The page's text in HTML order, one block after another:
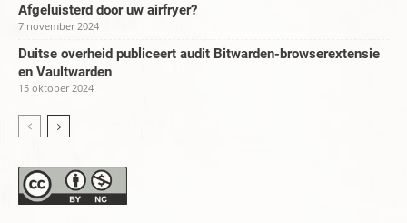
Afgeluisterd door uw airfryer?
7 november 2024
Duitse overheid publiceert audit Bitwarden-browserextensie
en Vaultwarden
15 oktober 2024